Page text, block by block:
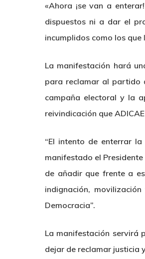
«Ahora ¡se van a
dispuestos ni a dar el
incumplidos como los
La manifestación hará
para reclamar al partido
campaña electoral y la
reivindicación que
“El intento de enterrar
manifestado el
de añadir que frente a
indignación,
Democracia”.
La manifestación servirá
dejar de reclamar justicia